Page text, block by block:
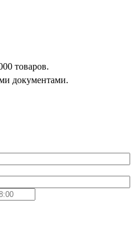
товаров.
документами.